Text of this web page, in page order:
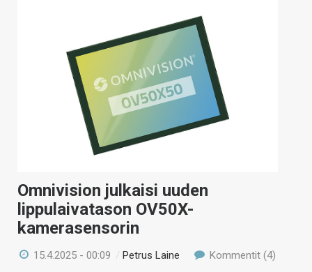
Omnivision julkaisi uuden
lippulaivatason OV50X-
kamerasensorin
15.4.2025 - 00:09 / Petrus Laine Kommentit (4)